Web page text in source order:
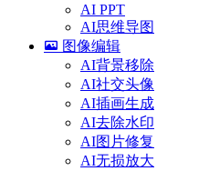
AI PPT
AI思维导图
图像编辑
AI背景移除
AI社交头像
AI插画生成
AI去除水印
AI图片修复
AI无损放大